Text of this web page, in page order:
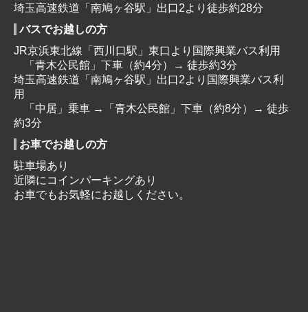
埼玉高速鉄道「南鳩ヶ谷駅」出口2より徒歩約28分
バスでお越しの方
JR京浜東北線「西川口駅」東口より国際興業バス利用
「青木公民館」下車（約4分）→ 徒歩約3分
埼玉高速鉄道「南鳩ヶ谷駅」出口2より国際興業バス利
用
「中居」乗車 →「青木公民館」下車（約8分）→ 徒歩
約3分
お車でお越しの方
駐車場あり
近隣にコインパーキングあり
お車でもお気軽にお越しください。